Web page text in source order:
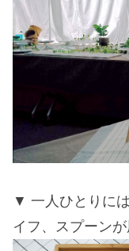
一人ひとりに
イフ、スプーン